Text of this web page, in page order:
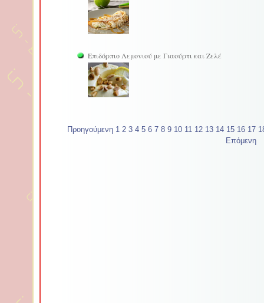
Επιδόρπιο Λεμονιού με Γιαούρτι και Ζελέ
Προηγούμενη 1 2 3 4 5 6 7 8 9 10 11 12 13 14 15 16 17
Επόμενη